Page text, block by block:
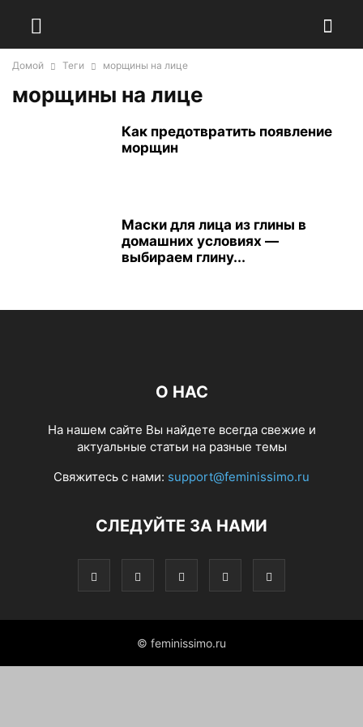
Домой Теги морщины на лице
морщины на лице
Как предотвратить появление
морщин
Маски для лица из глины в
домашних условиях —
выбираем глину...
О НАС
На нашем сайте Вы найдете всегда свежие и
актуальные статьи на разные темы
Свяжитесь с нами: support@feminissimo.ru
СЛЕДУЙТЕ ЗА НАМИ
© feminissimo.ru